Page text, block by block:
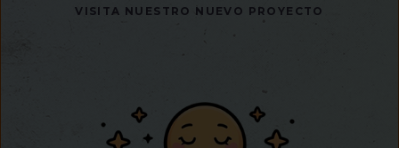
VISITA NUESTRO NUEVO PROYECTO